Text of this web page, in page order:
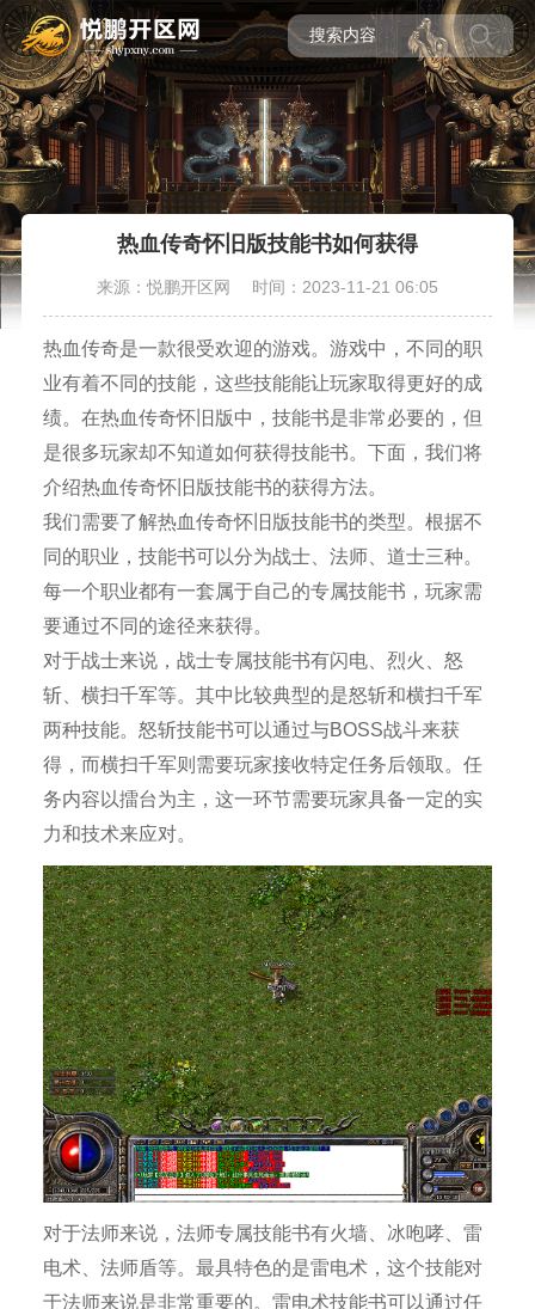
热血传奇怀旧版技能书如何获得
来源：悦鹏开区网 时间：2023-11-21 06:05
热血传奇是一款很受欢迎的游戏。游戏中，不同的职
业有着不同的技能，这些技能能让玩家取得更好的成
绩。在热血传奇怀旧版中，技能书是非常必要的，但
是很多玩家却不知道如何获得技能书。下面，我们将
介绍热血传奇怀旧版技能书的获得方法。
我们需要了解热血传奇怀旧版技能书的类型。根据不
同的职业，技能书可以分为战士、法师、道士三种。
每一个职业都有一套属于自己的专属技能书，玩家需
要通过不同的途径来获得。
对于战士来说，战士专属技能书有闪电、烈火、怒
斩、横扫千军等。其中比较典型的是怒斩和横扫千军
两种技能。怒斩技能书可以通过与BOSS战斗来获
得，而横扫千军则需要玩家接收特定任务后领取。任
务内容以擂台为主，这一环节需要玩家具备一定的实
力和技术来应对。
对于法师来说，法师专属技能书有火墙、冰咆哮、雷
电术、法师盾等。最具特色的是雷电术，这个技能对
于法师来说是非常重要的。雷电术技能书可以通过任